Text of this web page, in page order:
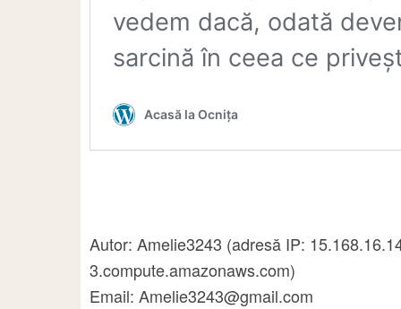
Autor: Amelie3243 (adresă IP:
3.compute.amazonaws.com)
Email: Amelie3243@gmail.com